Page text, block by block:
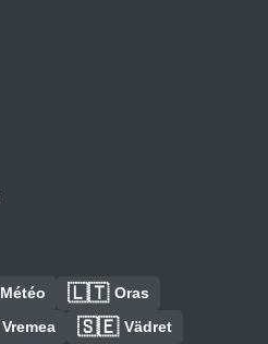
Météo 🇱🇹 Oras
Vremea 🇸🇪 Vädret